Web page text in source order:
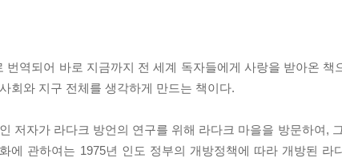
번역되어 바로 지금까지 전 세계 독자들에게 사랑을 받아온 책
회와 지구 전체를 생각하게 만드는 책이다.
저자가 라다크 방언의 연구를 위해 라다크 마을을 방문하여,
에 관하여는 1975년 인도 정부의 개방정책에 따라 개방된 라